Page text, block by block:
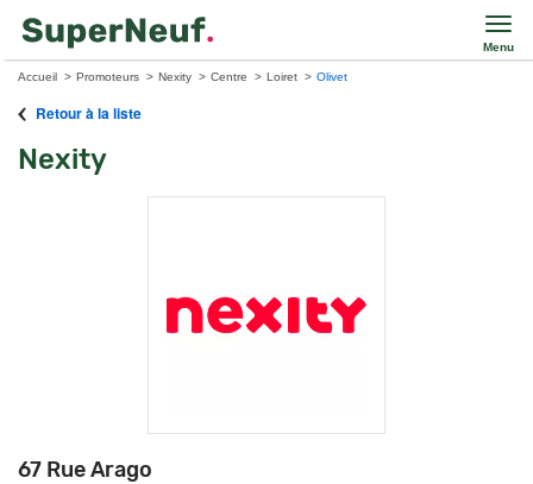
Menu
Accueil Promoteurs Nexity Centre Loiret Olivet
Retour à la liste
Nexity
67 Rue Arago